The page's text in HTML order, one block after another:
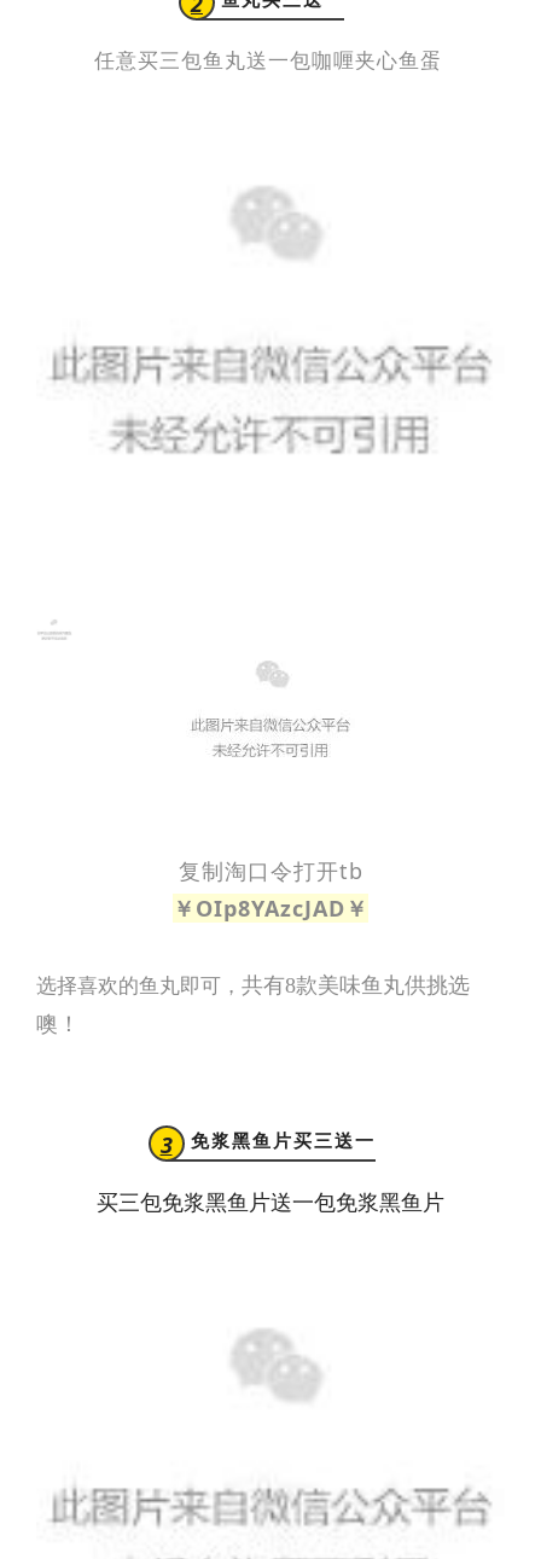
任意买三包鱼丸送一包咖喱夹心鱼蛋
复制淘口令打开tb
￥OIp8YAzcJAD￥
选择喜欢的鱼丸即可， 共有8款美味鱼丸供挑选
噢！
免浆黑鱼片买三送一
3
买三包免浆黑鱼片送一包免浆黑鱼片